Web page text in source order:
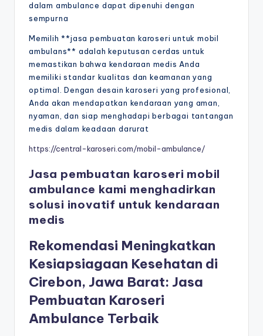
dalam ambulance dapat dipenuhi dengan
sempurna
Memilih **jasa pembuatan karoseri untuk mobil
ambulans** adalah keputusan cerdas untuk
memastikan bahwa kendaraan medis Anda
memiliki standar kualitas dan keamanan yang
optimal. Dengan desain karoseri yang profesional,
Anda akan mendapatkan kendaraan yang aman,
nyaman, dan siap menghadapi berbagai tantangan
medis dalam keadaan darurat
https://central-karoseri.com/mobil-ambulance/
Jasa pembuatan karoseri mobil
ambulance kami menghadirkan
solusi inovatif untuk kendaraan
medis
Rekomendasi Meningkatkan
Kesiapsiagaan Kesehatan di
Cirebon, Jawa Barat: Jasa
Pembuatan Karoseri
Ambulance Terbaik